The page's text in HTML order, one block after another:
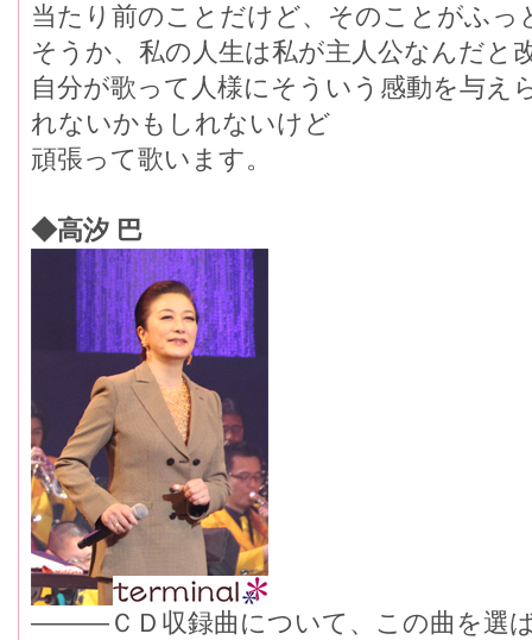
当たり前のことだけど、そのことがふっ
そうか、私の人生は私が主人公なんだと
自分が歌って人様にそういう感動を与え
れないかもしれないけど
頑張って歌います。
◆高汐 巴
―――ＣＤ収録曲について、この曲を選